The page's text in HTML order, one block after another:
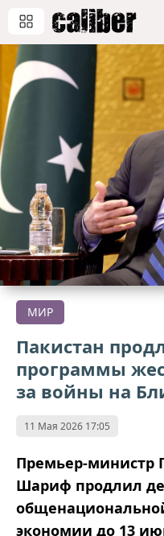
МИР
Пакистан
программы
за войны на
11 Мая 2026 17:05
Премьер-министр
Шариф продлил
экономии до 13